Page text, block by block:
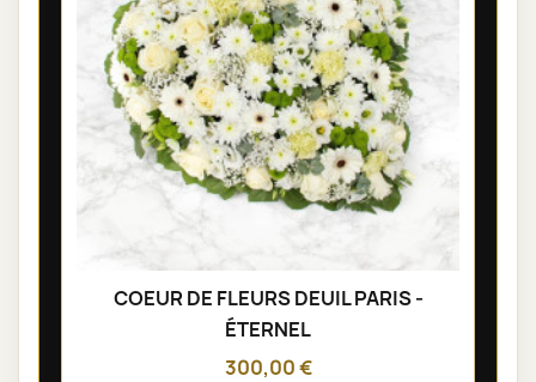
COEUR DE FLEURS DEUIL PARIS -
ÉTERNEL
300,00 €